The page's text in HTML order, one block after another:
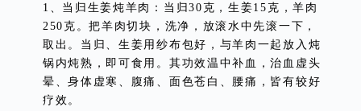
1、当归生姜炖羊肉：当归30克，生姜15克，羊肉
250克。把羊肉切块，洗净，放滚水中先滚一下，
取出。当归、生姜用纱布包好，与羊肉一起放入炖
锅内炖熟，即可食用。其功效温中补血，治血虚头
晕、身体虚寒、腹痛、面色苍白、腰痛，皆有较好
疗效。